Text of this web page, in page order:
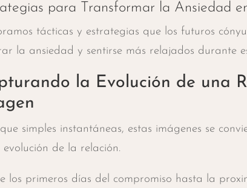
para Transformar la Ansiedad
tácticas y estrategias que los futuros
la ansiedad y sentirse más relajados durante
la Evolución de una
simples instantáneas, estas imágenes se
evolución de la relación.
los primeros días del compromiso hasta la